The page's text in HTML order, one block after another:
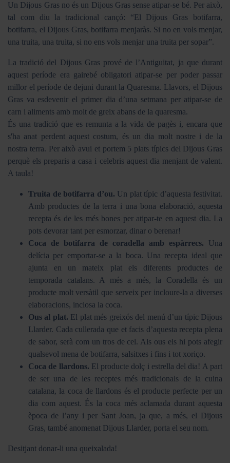
Un Dijous Gras no és un Dijous Gras sense atipar-se bé. Per això,
tal com diu la tradicional cançó: “El Dijous Gras botifarra,
botifarra, el Dijous Gras, botifarra menjaràs. Si no en vols menjar,
una truita, una truita, si no ens vols menjar una truita per sopar”.
La tradició del Dijous Gras prové de l’Antiguitat, ja que durant
aquest període era gairebé obligatori atipar-se per poder passar
millor el període de dejuni durant la Quaresma. Llavors, el Dijous
Gras va esdevenir el primer dia d’una setmana per atipar-se de
carn i aliments amb molt de greix abans de la quaresma.
És una tradició que es remunta a la vida de pagès i, encara que
s'ha anat perdent aquest costum, és un dia molt nostre i de la
nostra terra. Per això avui et portem 5 plats típics del Dijous Gras
perquè els preparis a casa i celebris aquest dia menjant de valent.
A taula!
Truita de botifarra d’ou. Un plat típic d’aquesta festivitat.
Amb productes de la terra i una bona elaboració, aquesta
recepta és de les més bones per atipar-te en aquest dia. La
pots devorar tant per esmorzar, dinar o berenar!
Coca de botifarra de coradella amb espàrrecs. Una
delícia per emportar-se a la boca. Una recepta ideal que
ajunta en un mateix plat els diferents productes de
temporada catalans. A més a més, la Coradella és un
producte molt versàtil que serveix per incloure-la a diverses
elaboracions, inclosa la coca.
Ous al plat. El plat més greixós del menú d’un típic Dijous
Llarder. Cada cullerada que et facis d’aquesta recepta plena
de sabor, serà com un tros de cel. Als ous els hi pots afegir
qualsevol mena de botifarra, salsitxes i fins i tot xoriço.
Coca de llardons. El producte dolç i estrella del dia! A part
de ser una de les receptes més tradicionals de la cuina
catalana, la coca de llardons és el producte perfecte per un
dia com aquest. És la coca més aclamada durant aquesta
època de l’any i per Sant Joan, ja que, a més, el Dijous
Gras, també anomenat Dijous Llarder, porta el seu nom.
Desitjant donar-li una queixalada!